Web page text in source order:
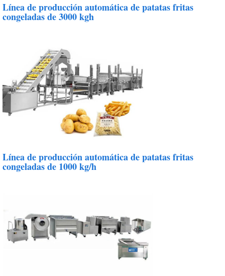
Línea de producción automática de patatas fritas
congeladas de 3000 kgh
Línea de producción automática de patatas fritas
congeladas de 1000 kg/h